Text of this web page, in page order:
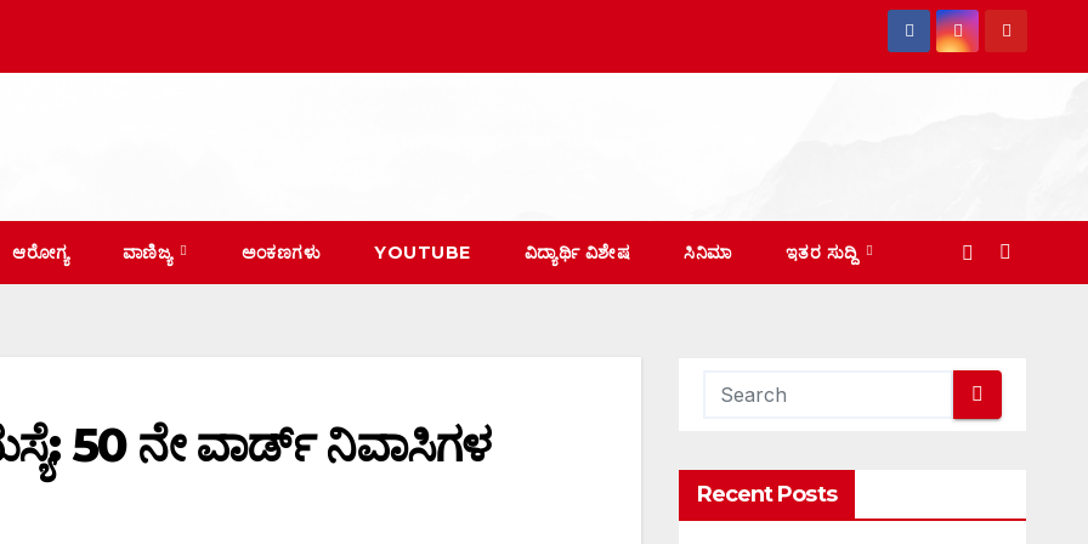
ಆರೋಗ್ಯ ವಾಣಿಜ್ಯ ಅಂಕಣಗಳು YOUTUBE ವಿದ್ಯಾರ್ಥಿ ವಿಶೇಷ ಸಿನಿಮಾ ಇತರ ಸುದ್ದಿ
50 ನೇ ವಾರ್ಡ್ ನಿವಾಸಿಗಳ
Recent Posts